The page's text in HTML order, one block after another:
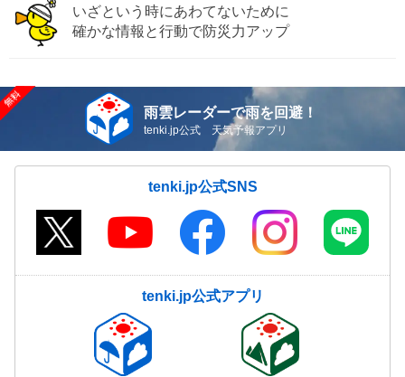
いざという時にあわてないために
確かな情報と行動で防災力アップ
雨雲レーダーで雨を回避！
tenki.jp公式 天気予報アプリ
tenki.jp公式SNS
tenki.jp公式アプリ